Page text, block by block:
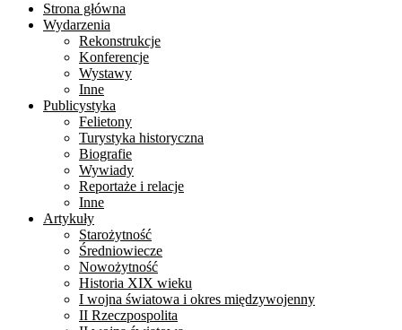
Strona główna
Wydarzenia
Rekonstrukcje
Konferencje
Wystawy
Inne
Publicystyka
Felietony
Turystyka historyczna
Biografie
Wywiady
Reportaże i relacje
Inne
Artykuły
Starożytność
Średniowiecze
Nowożytność
Historia XIX wieku
I wojna światowa i okres międzywojenny
II Rzeczpospolita